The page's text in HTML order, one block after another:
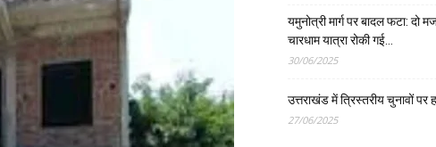
यमुनोत्री मार्ग पर बादल फटा: दो
चारधाम यात्रा रोकी गई…
30/06/2025
उत्तराखंड में त्रिस्तरीय चुनावों पर
27/06/2025